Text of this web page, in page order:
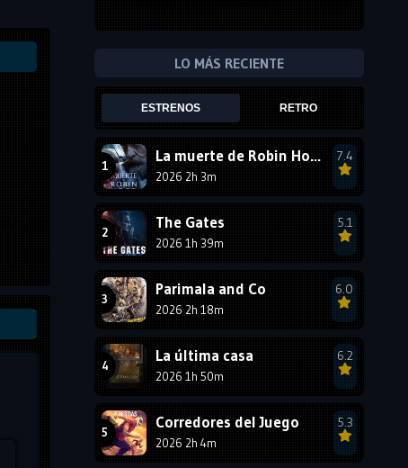
2001
1999 1998 1997
1996
1993
1990 1989
1987
1984 1983
1978
LO MÁS RECIENTE
ESTRENOS RETRO
La muerte de Robin Hood
2026 2h 3m
7.4
The Gates
2026 1h 39m
5.1
Parimala and Co
2026 2h 18m
6.0
La última casa
2026 1h 50m
6.2
Corredores del Juego
2026 2h 4m
5.3